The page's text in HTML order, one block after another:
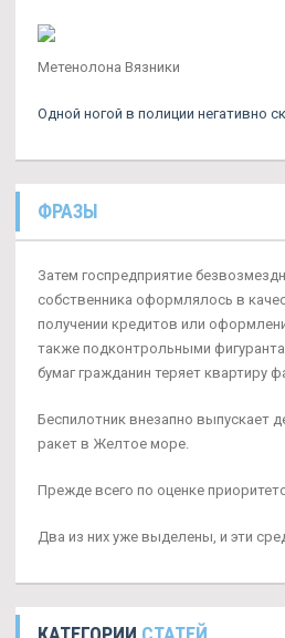
Метенолона Вязники
Одной ногой в полиции негативно
ФРАЗЫ
Затем госпредприятие
собственника оформлялось в
получении кредитов или
также подконтрольными
бумаг гражданин теряет квартиру
Беспилотник внезапно выпускает
ракет в Желтое море.
Прежде всего по оценке
Два из них уже выделены, и эти